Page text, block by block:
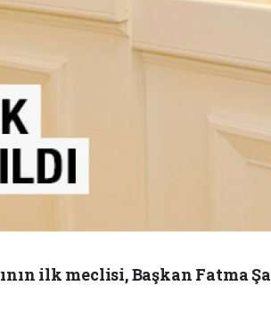
ilk meclisi, Başkan Fatma